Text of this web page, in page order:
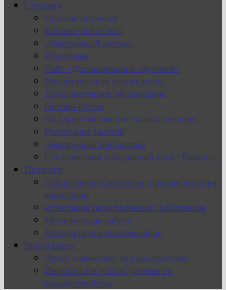
Студенту
Целевое обучение
Кабинет психолога
Электронный журнал
Родителям
Сайт «Дистанционное обучение»
Воспитательная деятельность
Дополнительное образование
Онлайн-курсы
Государственная итоговая аттестация
Расписание занятий
Электронная библиотека
Студенческий спортивный клуб “Вымпел”
Педагогу
Соблюдение норм этики, противодействие
коррупции
Аттестация педагогических работников
Методическая работа
Методические рекомендации
Выпускнику
Центр содействия трудоустройству
Информация работодателям по
трудоустройству